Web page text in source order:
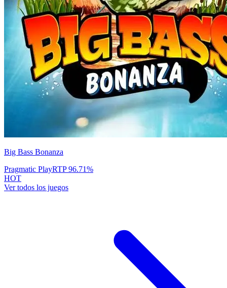
Big Bass Bonanza
Pragmatic PlayRTP96.71%
HOT
Ver todos los juegos